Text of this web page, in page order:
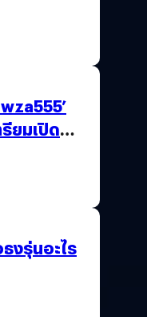
รียมเปิด
งรุ่นอะไร